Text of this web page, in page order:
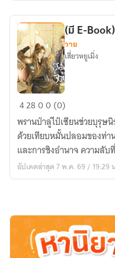
ดี
กว่า
ใคร
(มี
Book)
ฮู
หยิน
ลับ
โหว
(มี E-
วาย
เสี่ยวหยูเมิ่ง
42800 (0)
พรานป่าลู่ไป๋เซียนช่วยบุรุ
ด้วยเทียบหมั้นปลอมของท่า
และการชิงอำนาจ ความลั
อัปเดตล่าสุด 7 พ.ค. 69 / 19:29